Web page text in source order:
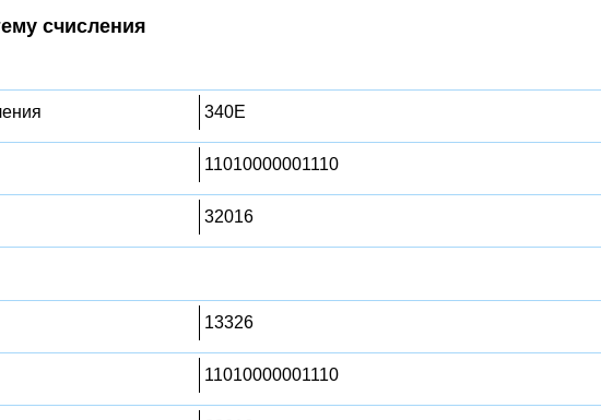
счисления
340E
11010000001110
32016
13326
11010000001110